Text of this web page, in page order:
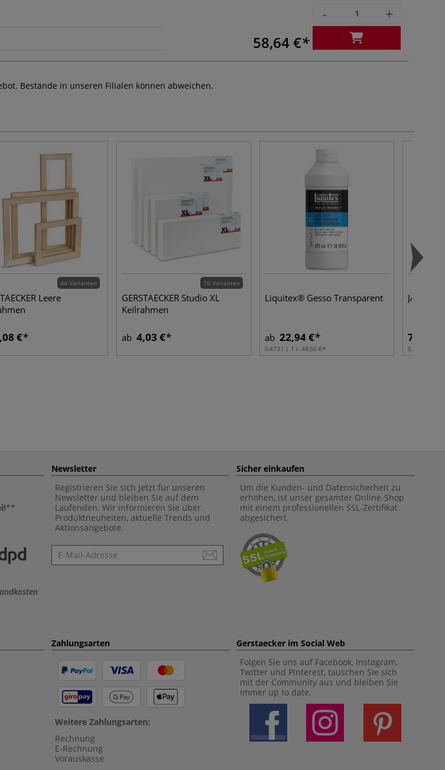
58,64 €
- +
Bestände in unseren Filialen können abweichen.
44 Varianten
Leere
€
76 Varianten
GERSTAECKER Studio XL
Keilrahmen
ab 4,03 €
Liquitex® Gesso Transparent
ab 22,94 €
0,473 l | 1 l: 48,50 €
7,87 €
0,40 l | 1 l:
**
Newsletter
Registrieren Sie sich jetzt für unseren
Newsletter und bleiben Sie auf dem
Laufenden. Wir informieren Sie über
Produktneuheiten, aktuelle Trends und
Aktionsangebote.
Newsletter
Sicher einkaufen
Um die Kunden- und Datensicherheit zu
erhöhen, ist unser gesamter Online-Shop
mit einem professionellen SSL-Zertifikat
abgesichert.
Zahlungsarten
Weitere Zahlungsarten:
Rechnung
E-Rechnung
Vorauskasse
Gerstaecker im Social Web
Folgen Sie uns auf Facebook, Instagram,
Twitter und Pinterest, tauschen Sie sich
mit der Community aus und bleiben Sie
immer up to date.